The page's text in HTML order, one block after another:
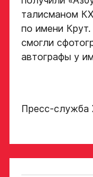
талисманом
по имени
смогли
автографы у
Пресс-служба
Нажимая
«Отправить»,
вы принимаете
данных
попадает в базу